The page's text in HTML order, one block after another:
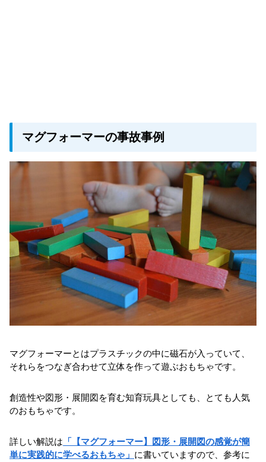
マグフォーマーの事故事例
マグフォーマーとはプラスチックの中に磁石が入っていて、
それらをつなぎ合わせて立体を作って遊ぶおもちゃです。
創造性や図形・展開図を育む知育玩具としても、とても人気
のおもちゃです。
詳しい解説は 「【マグフォーマー】図形・展開図の感覚が簡
単に実践的に学べるおもちゃ」 に書いていますので、参考に